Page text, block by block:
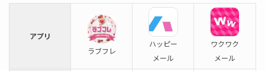
アプリ
ラブフレ
ハッピー
メール
ワクワク
メール